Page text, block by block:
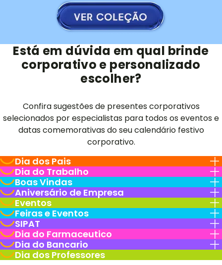
Está em dúvida em qual brinde
corporativo e personalizado
escolher?
Confira sugestões de presentes corporativos
selecionados por especialistas para todos os eventos e
datas comemorativas do seu calendário festivo
corporativo.
Dia dos Pais
Dia do Trabalho
Boas Vindas
Aniversário de Empresa
Eventos
Feiras e Eventos
SIPAT
Dia do Farmaceutico
Dia do Bancario
Dia dos Professores